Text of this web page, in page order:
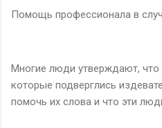
Помощь профессионала в
Многие люди утверждают, что
которые подверглись
помочь их слова и что эти